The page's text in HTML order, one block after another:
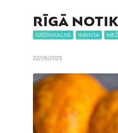
RĪGĀ
GRĪZIŅKALNS IMANTA
22/09/2023